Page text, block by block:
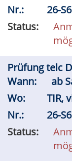
Nr.:
26-
Status:
Prüfung telc
Wann:
ab
Wo:
TIR,
Nr.:
26-
Status: